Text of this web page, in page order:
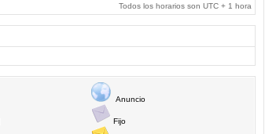
Todos los horarios son UTC + 1 hora
Anuncio
Fijo